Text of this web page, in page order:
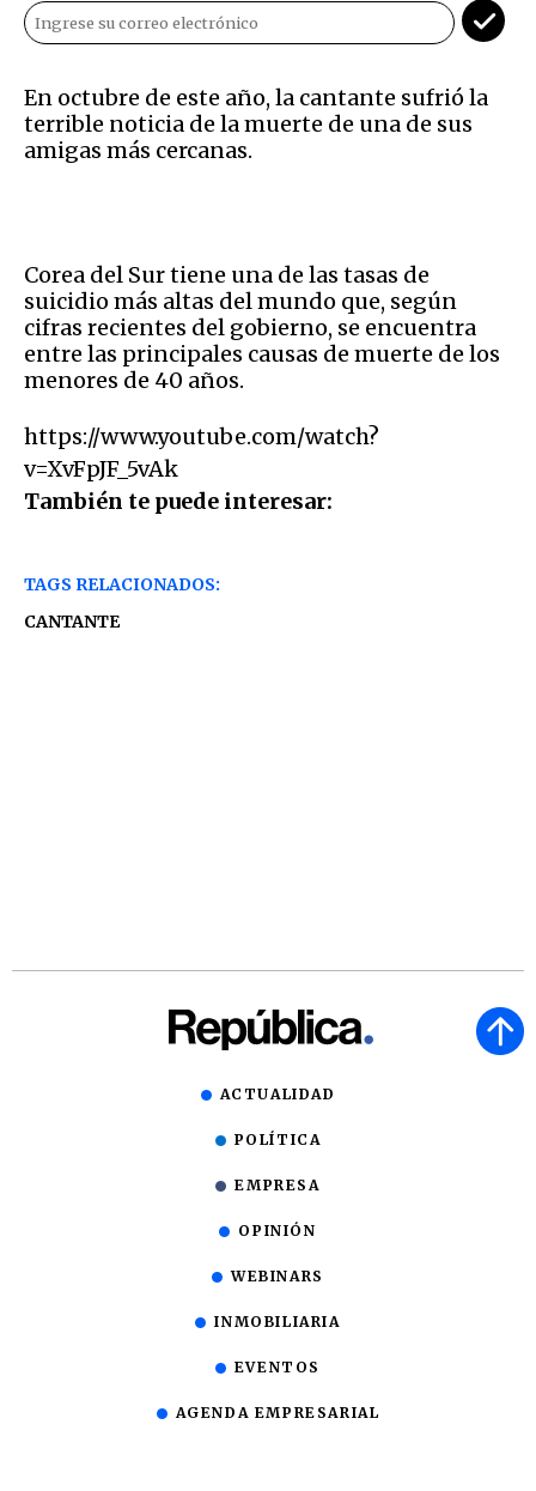
En octubre de este año, la cantante sufrió la
terrible noticia de la muerte de una de sus
amigas más cercanas.
Corea del Sur tiene una de las tasas de
suicidio más altas del mundo que, según
cifras recientes del gobierno, se encuentra
entre las principales causas de muerte de los
menores de 40 años.
https://www.youtube.com/watch?
v=XvFpJF_5vAk
También te puede interesar:
TAGS RELACIONADOS:
CANTANTE
ACTUALIDAD
POLÍTICA
EMPRESA
OPINIÓN
WEBINARS
INMOBILIARIA
EVENTOS
AGENDA EMPRESARIAL